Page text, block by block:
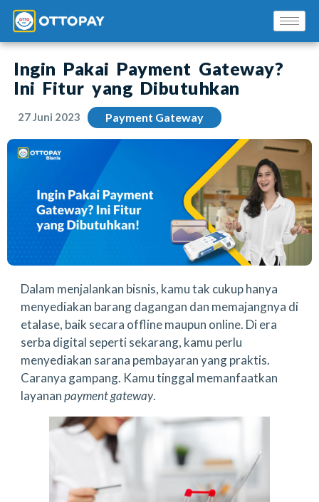
Ingin Pakai Payment Gateway?
Ini Fitur yang Dibutuhkan
27 Juni 2023 Payment Gateway
Dalam menjalankan bisnis, kamu tak cukup hanya
menyediakan barang dagangan dan memajangnya di
etalase, baik secara offline maupun online. Di era
serba digital seperti sekarang, kamu perlu
menyediakan sarana pembayaran yang praktis.
Caranya gampang. Kamu tinggal memanfaatkan
layananpayment gateway.
Solusi Kami
Blog
Promo Mitra
INSTAL SEKARANG